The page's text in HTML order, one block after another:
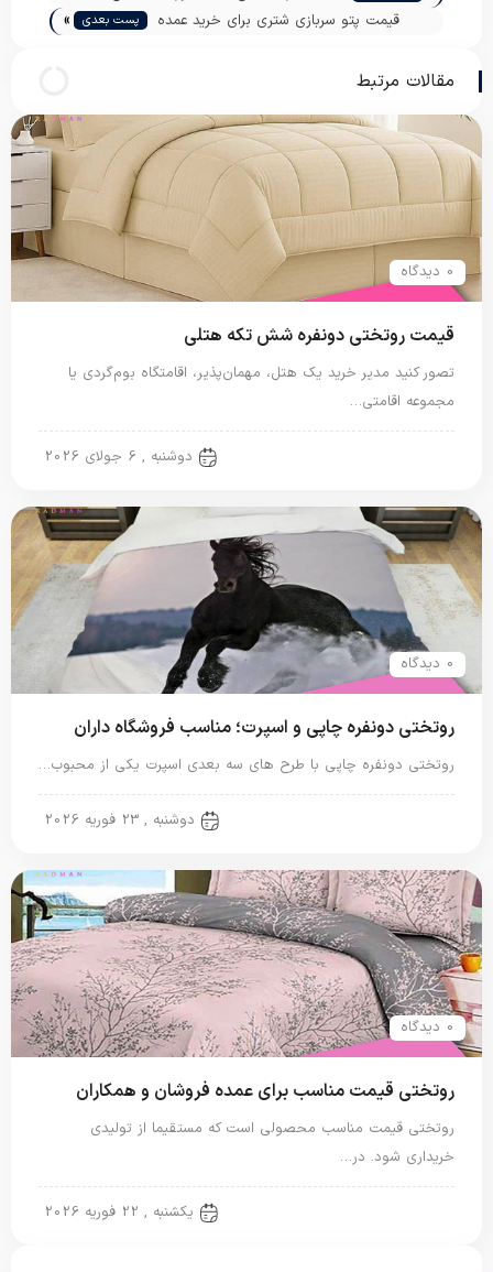
قیمت پتو سربازی شتری برای خرید عمده
پست بعدی »
مقالات مرتبط
0 دیدگاه
قیمت روتختی دونفره شش تکه هتلی
تصور کنید مدیر خرید یک هتل، مهمان‌پذیر، اقامتگاه بوم‌گردی یا
مجموعه اقامتی…
دوشنبه , 6 جولای 2026
0 دیدگاه
روتختی دونفره چاپی و اسپرت؛ مناسب فروشگاه داران
روتختی دونفره چاپی با طرح های سه بعدی اسپرت یکی از محبوب…
دوشنبه , 23 فوریه 2026
0 دیدگاه
روتختی قیمت مناسب برای عمده فروشان و همکاران
روتختی قیمت مناسب محصولی است که مستقیما از تولیدی
خریداری شود. در…
یکشنبه , 22 فوریه 2026